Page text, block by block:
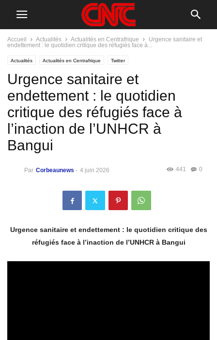
Accueil Actualités Actualités en Centrafrique
Urgence sanitaire et
endettement : le quotidien critique des réfugiés face à...
Actualités Actualités en Centrafrique Twitter
Urgence sanitaire et
endettement : le quotidien
critique des réfugiés face à
l’inaction de l’UNHCR à
Bangui
Par Corbeaunews - 4 juin 2026 0
441
Urgence sanitaire et endettement : le quotidien critique des
réfugiés face à l’inaction de l’UNHCR à Bangui